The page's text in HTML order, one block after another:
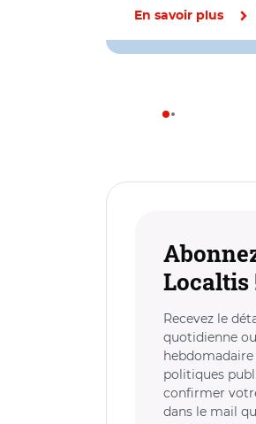
En savoir plus
Localtis
Recevez le
quotidienne
hebdomadaire
politiques
confirmer
dans le mail